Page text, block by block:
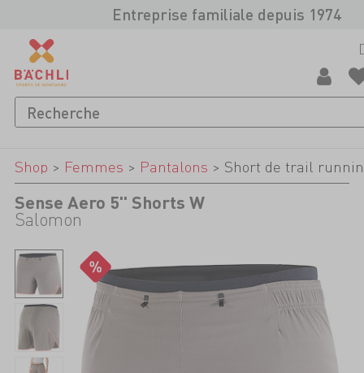
Entreprise familiale depuis 1974
Shop > Femmes > Pantalons > Short de trail
Sense Aero 5'' Shorts W
Salomon